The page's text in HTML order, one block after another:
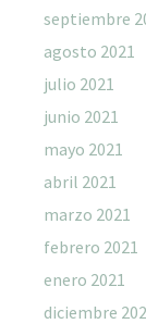
septiembre
agosto 2021
julio 2021
junio 2021
mayo 2021
abril 2021
marzo 2021
febrero 2021
enero 2021
diciembre